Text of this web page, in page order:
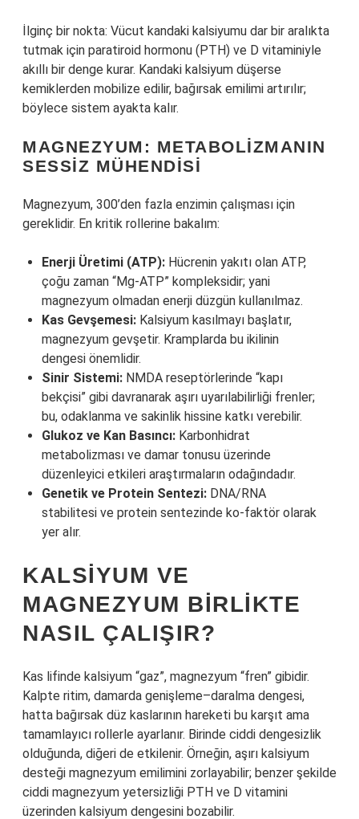
İlginç bir nokta: Vücut kandaki kalsiyumu dar bir aralıkta
tutmak için paratiroid hormonu (PTH) ve D vitaminiyle
akıllı bir denge kurar. Kandaki kalsiyum düşerse
kemiklerden mobilize edilir, bağırsak emilimi artırılır;
böylece sistem ayakta kalır.
MAGNEZYUM: METABOLIZMANIN
SESSIZ MÜHENDISI
Magnezyum, 300’den fazla enzimin çalışması için
gereklidir. En kritik rollerine bakalım:
Enerji Üretimi (ATP): Hücrenin yakıtı olan ATP,
çoğu zaman “Mg-ATP” kompleksidir; yani
magnezyum olmadan enerji düzgün kullanılmaz.
Kas Gevşemesi: Kalsiyum kasılmayı başlatır,
magnezyum gevşetir. Kramplarda bu ikilinin
dengesi önemlidir.
Sinir Sistemi: NMDA reseptörlerinde “kapı
bekçisi” gibi davranarak aşırı uyarılabilirliği frenler;
bu, odaklanma ve sakinlik hissine katkı verebilir.
Glukoz ve Kan Basıncı: Karbonhidrat
metabolizması ve damar tonusu üzerinde
düzenleyici etkileri araştırmaların odağındadır.
Genetik ve Protein Sentezi: DNA/RNA
stabilitesi ve protein sentezinde ko-faktör olarak
yer alır.
KALSIYUM VE
MAGNEZYUM BIRLIKTE
NASIL ÇALIŞIR?
Kas lifinde kalsiyum “gaz”, magnezyum “fren” gibidir.
Kalpte ritim, damarda genişleme–daralma dengesi,
hatta bağırsak düz kaslarının hareketi bu karşıt ama
tamamlayıcı rollerle ayarlanır. Birinde ciddi dengesizlik
olduğunda, diğeri de etkilenir. Örneğin, aşırı kalsiyum
desteği magnezyum emilimini zorlayabilir; benzer şekilde
ciddi magnezyum yetersizliği PTH ve D vitamini
üzerinden kalsiyum dengesini bozabilir.